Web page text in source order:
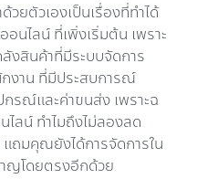
ยตัวเองเป็นเรื่องที่ทำได้
นไลน์ ที่เพิ่งเริ่มต้น เพราะ
ลังสินค้าที่มีระบบจัดการ
งาน ที่มีประสบการณ์
กรณ์และค่าขนส่ง เพราะฉ
ลน์ ทำไมถึงไม่ลองลด
แถมคุณยังได้การจัดการใน
ญโดยตรงอีกด้วย